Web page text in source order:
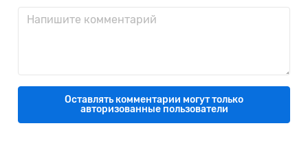
Оставлять комментарии могут только
авторизованные пользователи